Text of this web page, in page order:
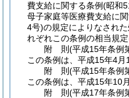
費支給に関する条例(昭和
母子家庭等医療費支給に
4号)の規定によりなされ
れぞれこの条例の相当規
附 則(平成15年条例
この条例は、平成15年4月
附 則(平成15年条例
この条例は、平成15年10
附 則(平成17年条例